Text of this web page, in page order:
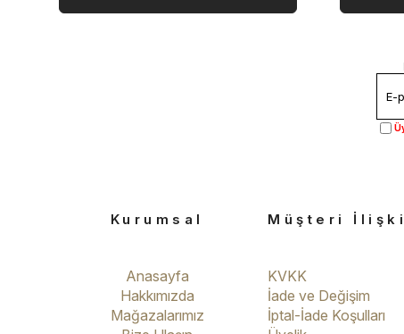
Kurumsal
Anasayfa
Hakkımızda
Mağazalarımız
Müşteri
KVKK
İade ve Değişim
İptal-İade Koşulları